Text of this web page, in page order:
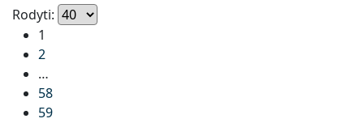
Rodyti:
1
2
…
58
59